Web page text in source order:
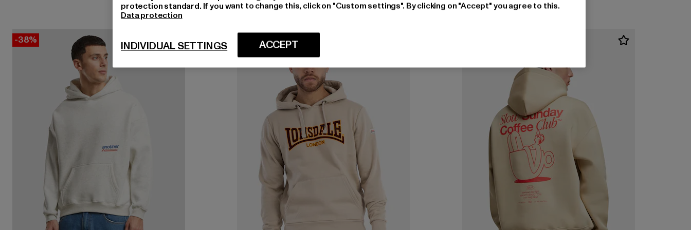
-38%
protection standard. If you want to change this, click on "Custom settings". By clicking on "Accept" you agree to this.
Data protection
ACCEPT
INDIVIDUAL SETTINGS